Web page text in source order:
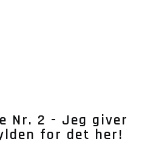
Nr. 2 - Jeg giver
for det her!